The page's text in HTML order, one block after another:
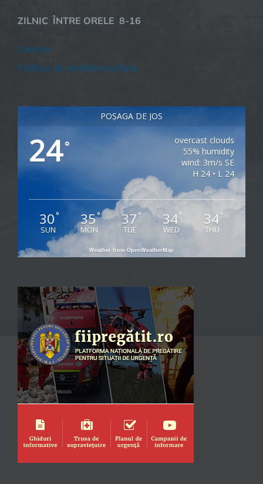
ZILNIC ÎNTRE ORELE 8-16
Cookies
Politica de confidentialitate
POȘAGA DE JOS
24°
overcast clouds
55% humidity
wind: 3m/s SE
H 24 • L 24
30°
SUN
35°
MON
37°
TUE
34°
WED
34°
THU
Weather from OpenWeatherMap